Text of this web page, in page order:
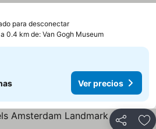
para desconectar
a 0.4 km de: Van Gogh Museum
Ver precios
Compartir